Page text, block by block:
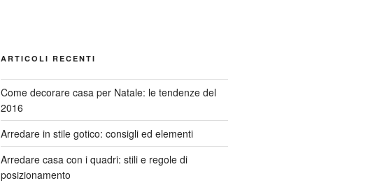
ARTICOLI RECENTI
Come decorare casa per Natale: le tendenze del
2016
Arredare in stile gotico: consigli ed elementi
Arredare casa con i quadri: stili e regole di
posizionamento